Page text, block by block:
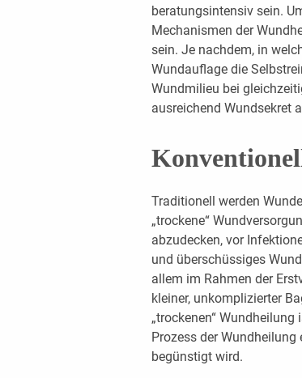
beratungsintensiv sein.
Mechanismen der
sein. Je nachdem, in
Wundauflage die
Wundmilieu bei
ausreichend Wundsekret
Traditionell werden
„trockene“
abzudecken, vor
und überschüssiges
allem im Rahmen der
kleiner, unkomplizierter
„trockenen“
Prozess der
begünstigt wird.